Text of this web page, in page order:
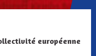
européenne